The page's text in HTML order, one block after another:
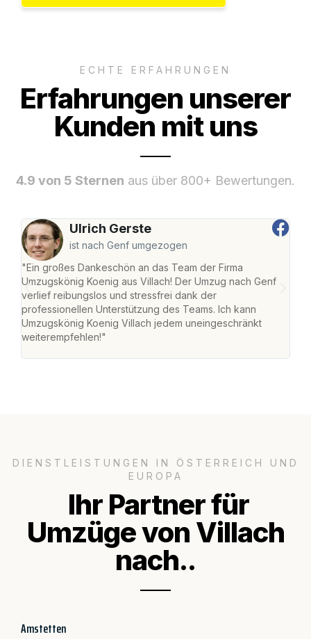
ECHTE ERFAHRUNGEN
Erfahrungen unserer
Kunden mit uns
4.9 von 5 Sternen aus über 800+ Bewertungen.
Ulrich Gerste
ist nach Genf umgezogen
"Ein großes Dankeschön an das Team der Firma
Umzugskönig Koenig aus Villach! Der Umzug nach Genf
verlief reibungslos und stressfrei dank der
professionellen Unterstützung des Teams. Ich kann
Umzugskönig Koenig Villach jedem uneingeschränkt
weiterempfehlen!"
DIENSTLEISTUNGEN IN ÖSTERREICH UND
EUROPA
Ihr Partner für
Umzüge von Villach
nach..
Amstetten